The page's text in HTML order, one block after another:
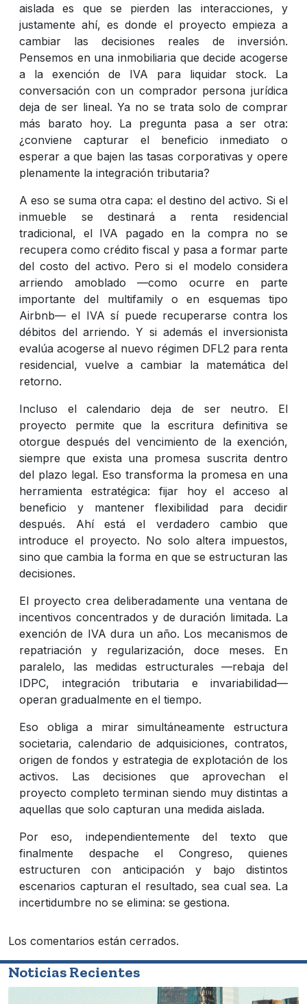
aislada es que se pierden las interacciones, y
justamente ahí, es donde el proyecto empieza a
cambiar las decisiones reales de inversión.
Pensemos en una inmobiliaria que decide acogerse
a la exención de IVA para liquidar stock. La
conversación con un comprador persona jurídica
deja de ser lineal. Ya no se trata solo de comprar
más barato hoy. La pregunta pasa a ser otra:
¿conviene capturar el beneficio inmediato o
esperar a que bajen las tasas corporativas y opere
plenamente la integración tributaria?
A eso se suma otra capa: el destino del activo. Si el
inmueble se destinará a renta residencial
tradicional, el IVA pagado en la compra no se
recupera como crédito fiscal y pasa a formar parte
del costo del activo. Pero si el modelo considera
arriendo amoblado —como ocurre en parte
importante del multifamily o en esquemas tipo
Airbnb— el IVA sí puede recuperarse contra los
débitos del arriendo. Y si además el inversionista
evalúa acogerse al nuevo régimen DFL2 para renta
residencial, vuelve a cambiar la matemática del
retorno.
Incluso el calendario deja de ser neutro. El
proyecto permite que la escritura definitiva se
otorgue después del vencimiento de la exención,
siempre que exista una promesa suscrita dentro
del plazo legal. Eso transforma la promesa en una
herramienta estratégica: fijar hoy el acceso al
beneficio y mantener flexibilidad para decidir
después. Ahí está el verdadero cambio que
introduce el proyecto. No solo altera impuestos,
sino que cambia la forma en que se estructuran las
decisiones.
El proyecto crea deliberadamente una ventana de
incentivos concentrados y de duración limitada. La
exención de IVA dura un año. Los mecanismos de
repatriación y regularización, doce meses. En
paralelo, las medidas estructurales —rebaja del
IDPC, integración tributaria e invariabilidad—
operan gradualmente en el tiempo.
Eso obliga a mirar simultáneamente estructura
societaria, calendario de adquisiciones, contratos,
origen de fondos y estrategia de explotación de los
activos. Las decisiones que aprovechan el
proyecto completo terminan siendo muy distintas a
aquellas que solo capturan una medida aislada.
Por eso, independientemente del texto que
finalmente despache el Congreso, quienes
estructuren con anticipación y bajo distintos
escenarios capturan el resultado, sea cual sea. La
incertidumbre no se elimina: se gestiona.
Los comentarios están cerrados.
Noticias Recientes